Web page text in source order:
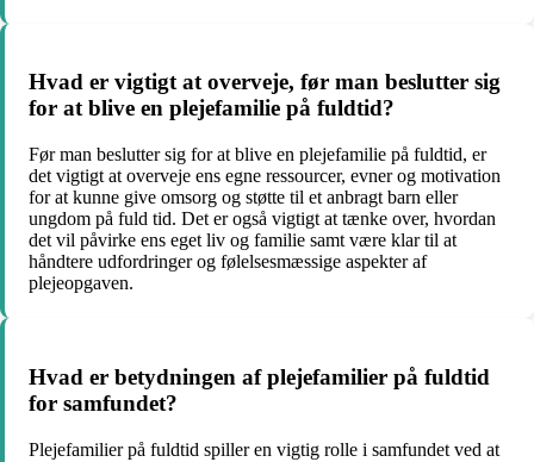
Hvad er vigtigt at overveje, før man beslutter sig
for at blive en plejefamilie på fuldtid?
Før man beslutter sig for at blive en plejefamilie på fuldtid, er
det vigtigt at overveje ens egne ressourcer, evner og motivation
for at kunne give omsorg og støtte til et anbragt barn eller
ungdom på fuld tid. Det er også vigtigt at tænke over, hvordan
det vil påvirke ens eget liv og familie samt være klar til at
håndtere udfordringer og følelsesmæssige aspekter af
plejeopgaven.
Hvad er betydningen af plejefamilier på fuldtid
for samfundet?
Plejefamilier på fuldtid spiller en vigtig rolle i samfundet ved at